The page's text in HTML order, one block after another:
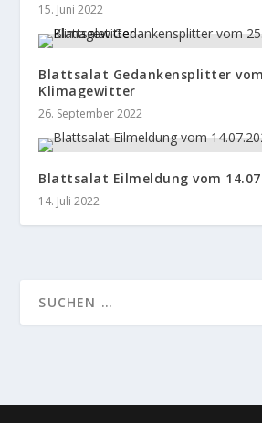
15. Juni 2022
Blattsalat Gedankensplitter vom
Klimagewitter
26. September 2022
Blattsalat Eilmeldung vom
14. Juli 2022